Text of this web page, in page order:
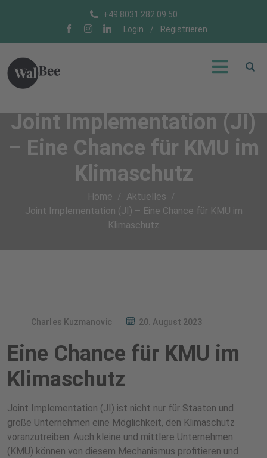
+49 8031 282 09 50
Login
/ Registrieren
Joint Implementation (JI)
– Eine Chance für KMU im
Klimaschutz
Home
Aktuelles
Joint Implementation (JI) – Eine Chance für KMU im
Klimaschutz
Charles Kuzmanovic 20. August 2023
Eine Chance für KMU im
Klimaschutz
Joint Implementation (JI) ist nicht nur für Staaten und
große Unternehmen eine Möglichkeit, den Klimaschutz
voranzutreiben. Auch kleine und mittlere Unternehmen
(KMU) können von diesem Mechanismus profitieren und